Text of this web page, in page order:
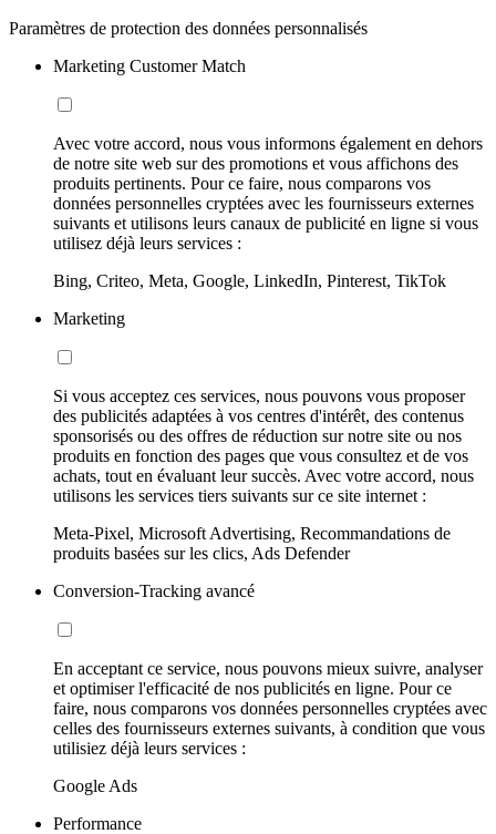
Paramètres de protection des données personnalisés
Marketing Customer Match
Avec votre accord, nous vous informons également en dehors
de notre site web sur des promotions et vous affichons des
produits pertinents. Pour ce faire, nous comparons vos
données personnelles cryptées avec les fournisseurs externes
suivants et utilisons leurs canaux de publicité en ligne si vous
utilisez déjà leurs services :
Bing, Criteo, Meta, Google, LinkedIn, Pinterest, TikTok
Marketing
Si vous acceptez ces services, nous pouvons vous proposer
des publicités adaptées à vos centres d'intérêt, des contenus
sponsorisés ou des offres de réduction sur notre site ou nos
produits en fonction des pages que vous consultez et de vos
achats, tout en évaluant leur succès. Avec votre accord, nous
utilisons les services tiers suivants sur ce site internet :
Meta-Pixel, Microsoft Advertising, Recommandations de
produits basées sur les clics, Ads Defender
Conversion-Tracking avancé
En acceptant ce service, nous pouvons mieux suivre, analyser
et optimiser l'efficacité de nos publicités en ligne. Pour ce
faire, nous comparons vos données personnelles cryptées avec
celles des fournisseurs externes suivants, à condition que vous
utilisiez déjà leurs services :
Google Ads
Performance